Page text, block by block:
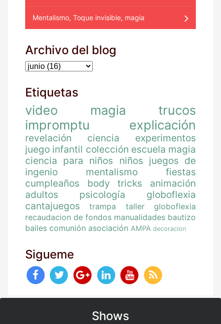
Mentalismo, Toque invisible, magia
Archivo del blog
Etiquetas
video magia
trucos
impromptu
explicación
revelación ciencia
experimentos
juego infantil colección escuela magia
ciencia para niños
niños juegos de
ingenio
mentalismo
fiestas
cumpleaños
body tricks
animación
adultos
psicología
globoflexia
cantajuegos
trampa
taller globoflexia
recaudacion de fondos manualidades bautizo
bailes comunión asociación AMPA decoracion
Sigueme
Shows